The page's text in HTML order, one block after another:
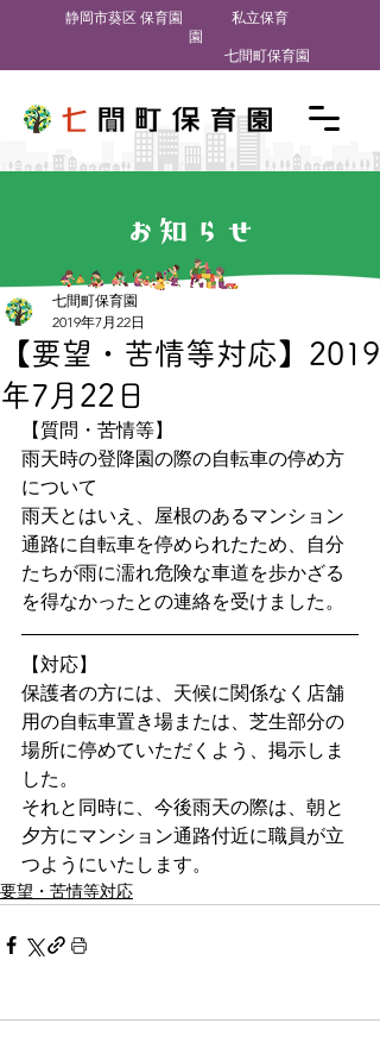
私立保育
園
七間町保育園
​静岡市葵区 保育園
お知らせ
【要望・苦情等対応】2019
年7月22日
七間町保育園
2019年7月22日
【質問・苦情等】
雨天時の登降園の際の自転車の停め方
について
雨天とはいえ、屋根のあるマンション
通路に自転車を停められたため、自分
たちが雨に濡れ危険な車道を歩かざる
を得なかったとの連絡を受けました。
【対応】
保護者の方には、天候に関係なく店舗
用の自転車置き場または、芝生部分の
場所に停めていただくよう、掲示しま
した。
それと同時に、今後雨天の際は、朝と
夕方にマンション通路付近に職員が立
つようにいたします。
要望・苦情等対応